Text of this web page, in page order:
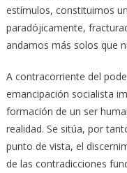
estímulos, constituimos
paradójicamente,
andamos más solos que
A contracorriente del
emancipación socialista
formación de un ser
realidad. Se sitúa, por
punto de vista, el
de las contradicciones